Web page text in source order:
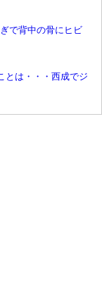
で背中の骨にヒビ
とは・・・西成でジ